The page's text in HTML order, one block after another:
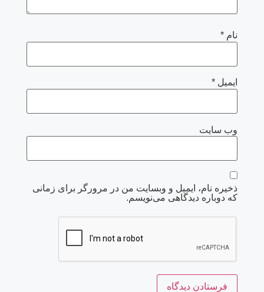
نام *
ایمیل *
وب‌ سایت
ذخیره نام، ایمیل و وبسایت من در مرورگر برای زمانی
که دوباره دیدگاهی می‌نویسم.